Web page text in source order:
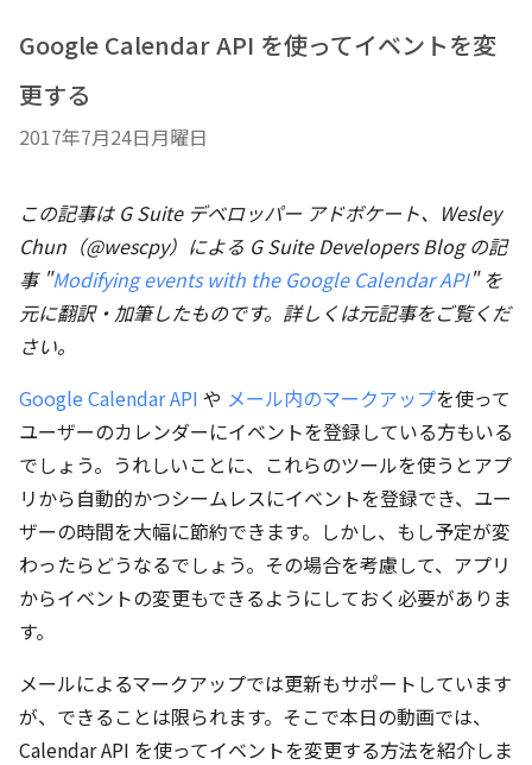
Google Calendar API を使ってイベントを変
更する
2017年7月24日月曜日
この記事は G Suite デベロッパー アドボケート、Wesley
Chun（@wescpy） による G Suite Developers Blog の記
事 "Modifying events with the Google Calendar API" を
元に翻訳・加筆したものです。詳しくは元記事をご覧くだ
さい。
Google Calendar API や メール内のマークアップを使って
ユーザーのカレンダーにイベントを登録している方もいる
でしょう。うれしいことに、これらのツールを使うとアプ
リから自動的かつシームレスにイベントを登録でき、ユー
ザーの時間を大幅に節約できます。しかし、もし予定が変
わったらどうなるでしょう。その場合を考慮して、アプリ
からイベントの変更もできるようにしておく必要がありま
す。
メールによるマークアップでは更新もサポートしています
が、できることは限られます。そこで本日の動画では、
Calendar API を使ってイベントを変更する方法を紹介しま